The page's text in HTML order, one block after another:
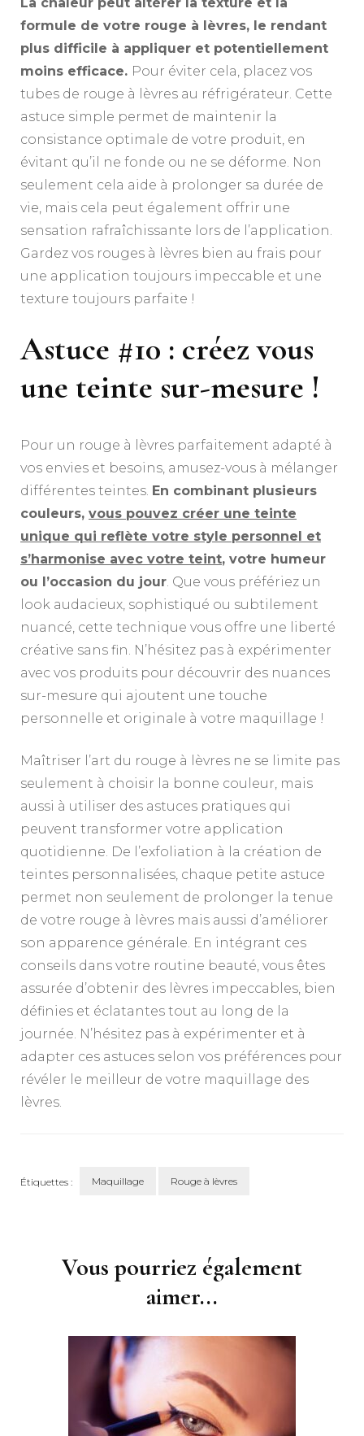
La chaleur peut altérer la texture et la
formule de votre rouge à lèvres, le rendant
plus difficile à appliquer et potentiellement
moins efficace. Pour éviter cela, placez vos
tubes de rouge à lèvres au réfrigérateur. Cette
astuce simple permet de maintenir la
consistance optimale de votre produit, en
évitant qu’il ne fonde ou ne se déforme. Non
seulement cela aide à prolonger sa durée de
vie, mais cela peut également offrir une
sensation rafraîchissante lors de l’application.
Gardez vos rouges à lèvres bien au frais pour
une application toujours impeccable et une
texture toujours parfaite !
Astuce #10 : créez vous
une teinte sur-mesure !
Pour un rouge à lèvres parfaitement adapté à
vos envies et besoins, amusez-vous à mélanger
différentes teintes. En combinant plusieurs
couleurs, vous pouvez créer une teinte
unique qui reflète votre style personnel et
s’harmonise avec votre teint, votre humeur
ou l’occasion du jour . Que vous préfériez un
look audacieux, sophistiqué ou subtilement
nuancé, cette technique vous offre une liberté
créative sans fin. N’hésitez pas à expérimenter
avec vos produits pour découvrir des nuances
sur-mesure qui ajoutent une touche
personnelle et originale à votre maquillage !
Maîtriser l’art du rouge à lèvres ne se limite pas
seulement à choisir la bonne couleur, mais
aussi à utiliser des astuces pratiques qui
peuvent transformer votre application
quotidienne. De l’exfoliation à la création de
teintes personnalisées, chaque petite astuce
permet non seulement de prolonger la tenue
de votre rouge à lèvres mais aussi d’améliorer
son apparence générale. En intégrant ces
conseils dans votre routine beauté, vous êtes
assurée d’obtenir des lèvres impeccables, bien
définies et éclatantes tout au long de la
journée. N’hésitez pas à expérimenter et à
adapter ces astuces selon vos préférences pour
révéler le meilleur de votre maquillage des
lèvres.
Étiquettes : Maquillage Rouge à lèvres
Vous pourriez également
aimer...